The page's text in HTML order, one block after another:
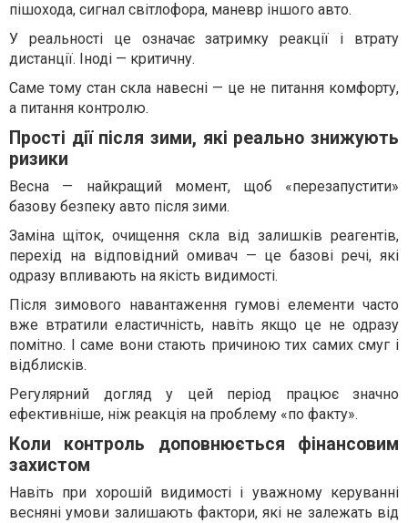
пішохода, сигнал світлофора, маневр іншого авто.
У реальності це означає затримку реакції і втрату
дистанції. Іноді — критичну.
Саме тому стан скла навесні — це не питання комфорту,
а питання контролю.
Прості дії після зими, які реально знижують
ризики
Весна — найкращий момент, щоб «перезапустити»
базову безпеку авто після зими.
Заміна щіток, очищення скла від залишків реагентів,
перехід на відповідний омивач — це базові речі, які
одразу впливають на якість видимості.
Після зимового навантаження гумові елементи часто
вже втратили еластичність, навіть якщо це не одразу
помітно. І саме вони стають причиною тих самих смуг і
відблисків.
Регулярний догляд у цей період працює значно
ефективніше, ніж реакція на проблему «по факту».
Коли контроль доповнюється фінансовим
захистом
Навіть при хорошій видимості і уважному керуванні
весняні умови залишають фактори, які не залежать від